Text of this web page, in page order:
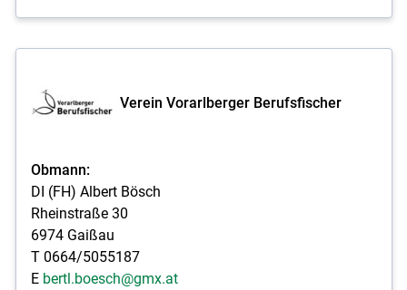
Verein Vorarlberger Berufsfischer
Obmann:
DI (FH) Albert Bösch
Rheinstraße 30
6974 Gaißau
T 0664/5055187
E bertl.boesch@gmx.at